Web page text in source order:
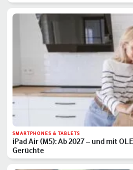
SMARTPHONES & TABLETS
iPad Air (M5): Ab 2027 – und mit
Gerüchte